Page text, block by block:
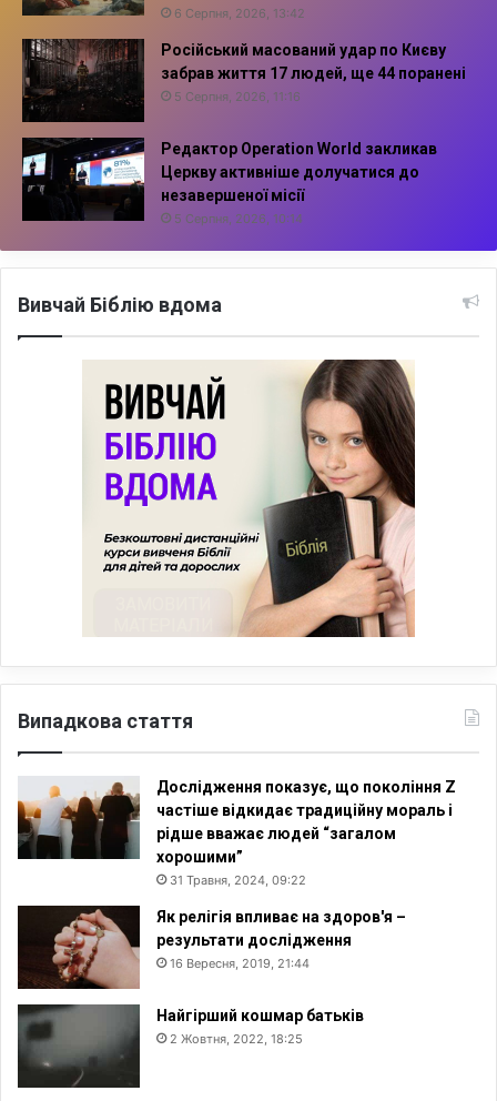
6 Серпня, 2026, 13:42
Російський масований удар по Києву
забрав життя 17 людей, ще 44 поранені
5 Серпня, 2026, 11:16
Редактор Operation World закликав
Церкву активніше долучатися до
незавершеної місії
5 Серпня, 2026, 10:14
Вивчай Біблію вдома
Випадкова стаття
Дослідження показує, що покоління Z
частіше відкидає традиційну мораль і
рідше вважає людей “загалом
хорошими”
31 Травня, 2024, 09:22
Як релігія впливає на здоров'я –
результати дослідження
16 Вересня, 2019, 21:44
Найгірший кошмар батьків
2 Жовтня, 2022, 18:25